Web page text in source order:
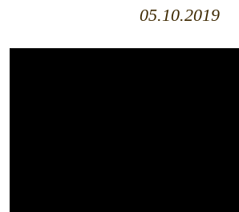
05.10.2019